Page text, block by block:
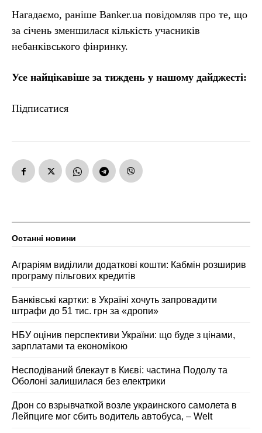
Нагадаємо, раніше Banker.ua повідомляв про те, що
за січень зменшилася кількість учасників
небанківського фінринку.
Усе найцікавіше за тиждень у нашому дайджесті:
Підписатися
Останні новини
Аграріям виділили додаткові кошти: Кабмін розширив
програму пільгових кредитів
Банківські картки: в Україні хочуть запровадити
штрафи до 51 тис. грн за «дропи»
НБУ оцінив перспективи України: що буде з цінами,
зарплатами та економікою
Несподіваний блекаут в Києві: частина Подолу та
Оболоні залишилася без електрики
Дрон со взрывчаткой возле украинского самолета в
Лейпциге мог сбить водитель автобуса, – Welt